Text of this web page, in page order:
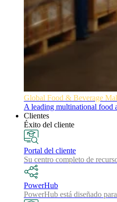
Global Food & Beverage
A leading multinational food
Clientes
Éxito del cliente
Portal del cliente
Su centro completo de
PowerHub
PowerHub está diseñado